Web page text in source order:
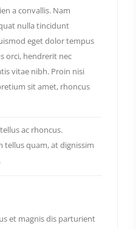
a convallis. Nam
nulla tincidunt
eget dolor tempus
orci, hendrerit nec
vitae nibh. Proin nisi
sit amet, rhoncus
ac rhoncus.
tellus quam, at dignissim
et magnis dis parturient